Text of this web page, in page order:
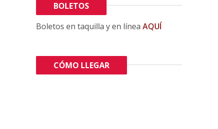
BOLETOS
Boletos en taquilla y en línea AQUÍ
CÓMO LLEGAR